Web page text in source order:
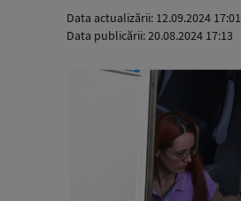
Data actualizării: 12.09.2024 17:01
Data publicării:20.08.2024 17:13